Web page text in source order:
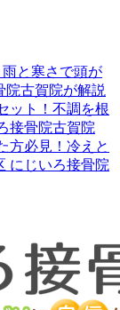
と寒さで頭が
院古賀院が解説
ット！不調を根
接骨院古賀院
方必見！冷えと
にじいろ接骨院